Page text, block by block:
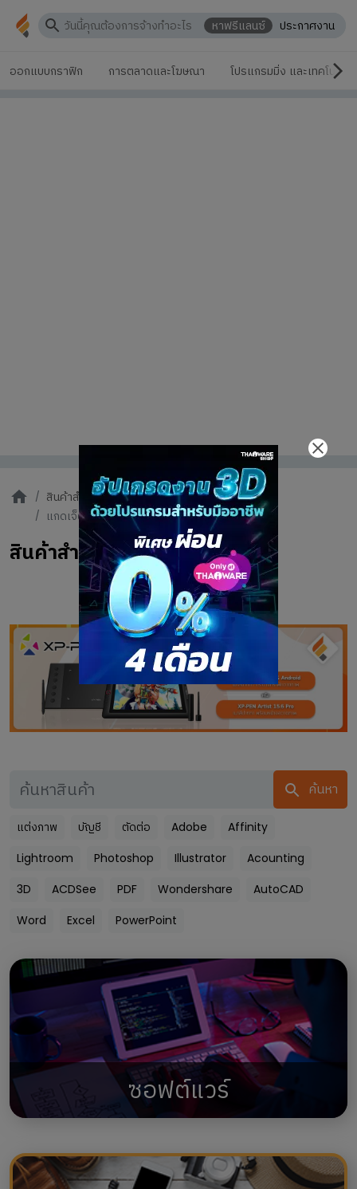
หาฟรีแลนซ์ ประกาศงาน
ออกแบบกราฟิก การตลาดและโฆษณา โปรแกรมมิ่ง และเทคโนโลยี
สินค้าสำหรับฟรีแลนซ์
แกดเจ็ตสำหรับฟรีแลนซ์ (Freelancer Gadget)
สินค้าสำหรับฟรีแลนซ์
ค้นหา
แต่งภาพ บัญชี ตัดต่อ Adobe
Affinity
Lightroom
Photoshop Illustrator
Acounting
3D
ACDSee PDF Wondershare
AutoCAD
Word
Excel PowerPoint
ซอฟต์แวร์